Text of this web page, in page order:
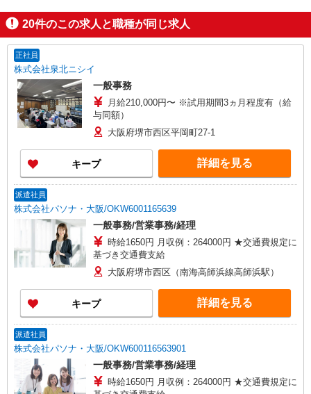
20件のこの求人と職種が同じ求人
正社員
株式会社泉北ニシイ
一般事務
月給210,000円〜 ※試用期間3ヵ月程度有（給
与同額）
大阪府堺市西区平岡町27-1
キープ 詳細を見る
派遣社員
株式会社パソナ・大阪/OKW6001165639
一般事務/営業事務/経理
時給1650円 月収例：264000円 ★交通費規定に
基づき交通費支給
大阪府堺市西区（南海高師浜線高師浜駅）
キープ 詳細を見る
派遣社員
株式会社パソナ・大阪/OKW600116563901
一般事務/営業事務/経理
時給1650円 月収例：264000円 ★交通費規定に